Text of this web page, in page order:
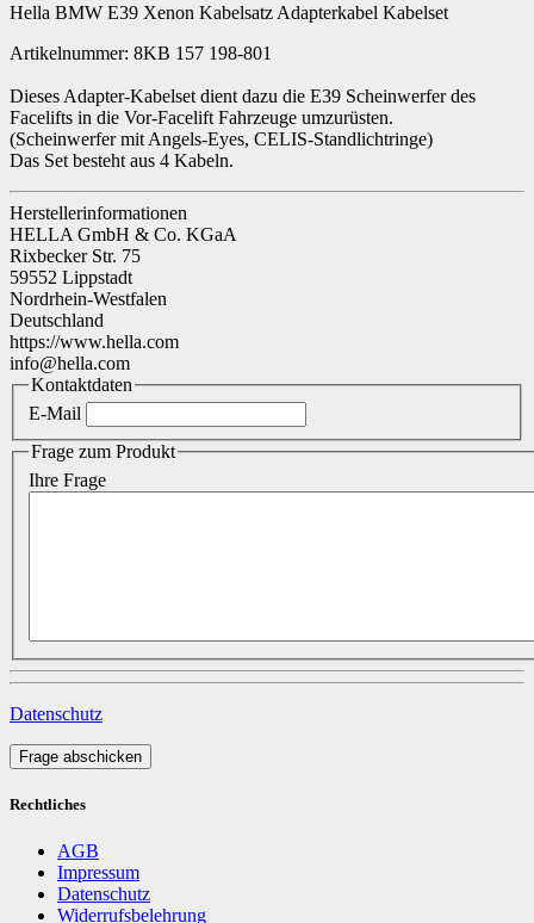
Hella BMW E39 Xenon Kabelsatz Adapterkabel Kabelset
Artikelnummer: 8KB 157 198-801
Dieses Adapter-Kabelset dient dazu die E39 Scheinwerfer des
Facelifts in die Vor-Facelift Fahrzeuge umzurüsten.
(Scheinwerfer mit Angels-Eyes, CELIS-Standlichtringe)
Das Set besteht aus 4 Kabeln.
Herstellerinformationen
HELLA GmbH & Co. KGaA
Rixbecker Str. 75
59552 Lippstadt
Nordrhein-Westfalen
Deutschland
https://www.hella.com
info@hella.com
Kontaktdaten
E-Mail
Frage zum Produkt
Ihre Frage
Datenschutz
Frage abschicken
Rechtliches
AGB
Impressum
Datenschutz
Widerrufsbelehrung